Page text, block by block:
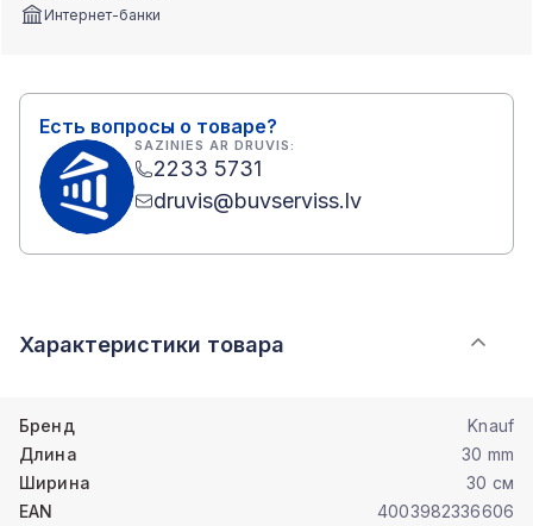
Интернет-банки
Есть вопросы о товаре?
SAZINIES AR DRUVIS:
2233 5731
druvis@buvserviss.lv
Характеристики товара
Бренд
Knauf
Длина
30 mm
Ширина
30 см
EAN
4003982336606